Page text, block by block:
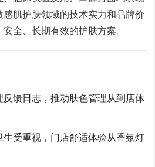
肌护肤领域的技术实力和品牌价
全、长期有效的护肤方案。
馈日志，推动肤色管理从到店体
受重视，门店舒适体验从香氛灯